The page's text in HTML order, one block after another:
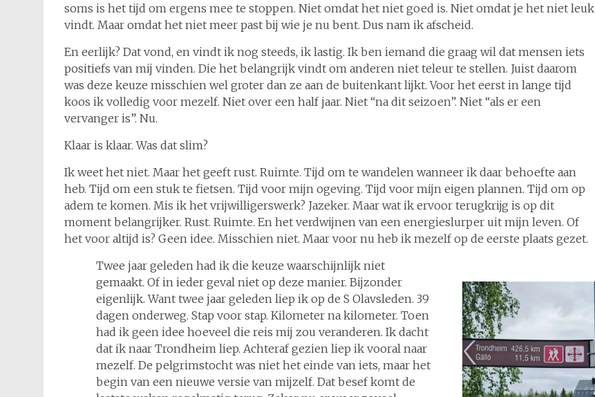
soms is het tijd om ergens mee te stoppen. Niet omdat het niet goed is. Niet omdat je het niet leuk
vindt. Maar omdat het niet meer past bij wie je nu bent. Dus nam ik afscheid.
En eerlijk? Dat vond, en vindt ik nog steeds, ik lastig. Ik ben iemand die graag wil dat mensen iets
positiefs van mij vinden. Die het belangrijk vindt om anderen niet teleur te stellen. Juist daarom
was deze keuze misschien wel groter dan ze aan de buitenkant lijkt. Voor het eerst in lange tijd
koos ik volledig voor mezelf. Niet over een half jaar. Niet “na dit seizoen”. Niet “als er een
vervanger is”. Nu.
Klaar is klaar. Was dat slim?
Ik weet het niet. Maar het geeft rust. Ruimte. Tijd om te wandelen wanneer ik daar behoefte aan
heb. Tijd om een stuk te fietsen. Tijd voor mijn ogeving. Tijd voor mijn eigen plannen. Tijd om op
adem te komen. Mis ik het vrijwilligerswerk? Jazeker. Maar wat ik ervoor terugkrijg is op dit
moment belangrijker. Rust. Ruimte. En het verdwijnen van een energieslurper uit mijn leven. Of
het voor altijd is? Geen idee. Misschien niet. Maar voor nu heb ik mezelf op de eerste plaats gezet.
Twee jaar geleden had ik die keuze waarschijnlijk niet
gemaakt. Of in ieder geval niet op deze manier. Bijzonder
eigenlijk. Want twee jaar geleden liep ik op de S Olavsleden. 39
dagen onderweg. Stap voor stap. Kilometer na kilometer. Toen
had ik geen idee hoeveel die reis mij zou veranderen. Ik dacht
dat ik naar Trondheim liep. Achteraf gezien liep ik vooral naar
mezelf. De pelgrimstocht was niet het einde van iets, maar het
begin van een nieuwe versie van mijzelf. Dat besef komt de